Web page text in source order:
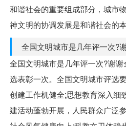
和谐社会的重要组成部分，城市
神文明的协调发展是和谐社会的
全国文明城市是几年评一次?
全国文明城市是几年评一次?谢
选表彰一次。全国文明城市评选
创建工作机健全;思想教育深入细
建活动蓬勃开展，人民群众广泛